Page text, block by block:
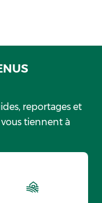
reportages et
tiennent à